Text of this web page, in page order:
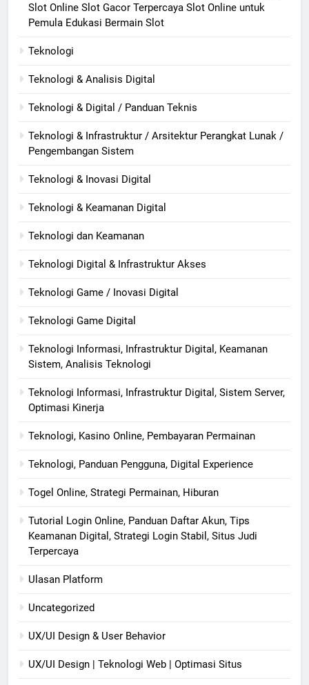
Slot Online Slot Gacor Terpercaya Slot Online untuk
Pemula Edukasi Bermain Slot
Teknologi
Teknologi & Analisis Digital
Teknologi & Digital / Panduan Teknis
Teknologi & Infrastruktur / Arsitektur Perangkat Lunak /
Pengembangan Sistem
Teknologi & Inovasi Digital
Teknologi & Keamanan Digital
Teknologi dan Keamanan
Teknologi Digital & Infrastruktur Akses
Teknologi Game / Inovasi Digital
Teknologi Game Digital
Teknologi Informasi, Infrastruktur Digital, Keamanan
Sistem, Analisis Teknologi
Teknologi Informasi, Infrastruktur Digital, Sistem Server,
Optimasi Kinerja
Teknologi, Kasino Online, Pembayaran Permainan
Teknologi, Panduan Pengguna, Digital Experience
Togel Online, Strategi Permainan, Hiburan
Tutorial Login Online, Panduan Daftar Akun, Tips
Keamanan Digital, Strategi Login Stabil, Situs Judi
Terpercaya
Ulasan Platform
Uncategorized
UX/UI Design & User Behavior
UX/UI Design | Teknologi Web | Optimasi Situs